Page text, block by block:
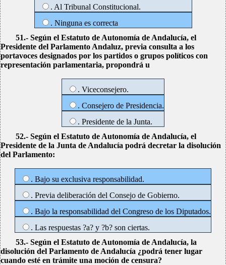
. Al Tribunal Constitucional.
. Ninguna es correcta
51.- Según el Estatuto de Autonomía de Andalucía, el
Presidente del Parlamento Andaluz, previa consulta a los
portavoces designados por los partidos o grupos políticos con
representación parlamentaria, propondrá u
. Viceconsejero.
. Consejero de Presidencia.
. Presidente de la Junta.
52.- Según el Estatuto de Autonomía de Andalucía, el
Presidente de la Junta de Andalucía podrá decretar la disolución
del Parlamento:
. Bajo su exclusiva responsabilidad.
. Previa deliberación del Consejo de Gobierno.
. Bajo la responsabilidad del Congreso de los Diputados.
. Las respuestas ?a? y ?b? son ciertas.
53.- Según el Estatuto de Autonomía de Andalucía, la
disolución del Parlamento de Andalucía ¿podrá tener lugar
cuando esté en trámite una moción de censura?